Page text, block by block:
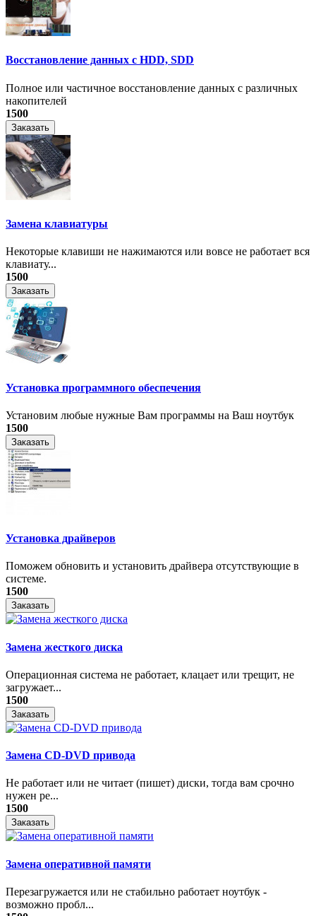
Восстановление данных с HDD, SDD
Полное или частичное восстановление данных с различных
накопителей
1500
Заказать
Замена клавиатуры
Некоторые клавиши не нажимаются или вовсе не работает вся
клавиату...
1500
Заказать
Установка программного обеспечения
Установим любые нужные Вам программы на Ваш ноутбук
1500
Заказать
Установка драйверов
Поможем обновить и установить драйвера отсутствующие в
системе.
1500
Заказать
Замена жесткого диска
Операционная система не работает, клацает или трещит, не
загружает...
1500
Заказать
Замена CD-DVD привода
Не работает или не читает (пишет) диски, тогда вам срочно
нужен ре...
1500
Заказать
Замена оперативной памяти
Перезагружается или не стабильно работает ноутбук -
возможно пробл...